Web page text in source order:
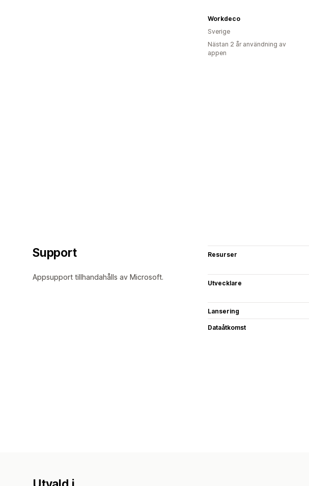
Workdeco
Sverige
Nästan 2 år användning av
appen
Support
Appsupport tillhandahålls av Microsoft.
Resurser
Utvecklare
Lansering
Dataåtkomst